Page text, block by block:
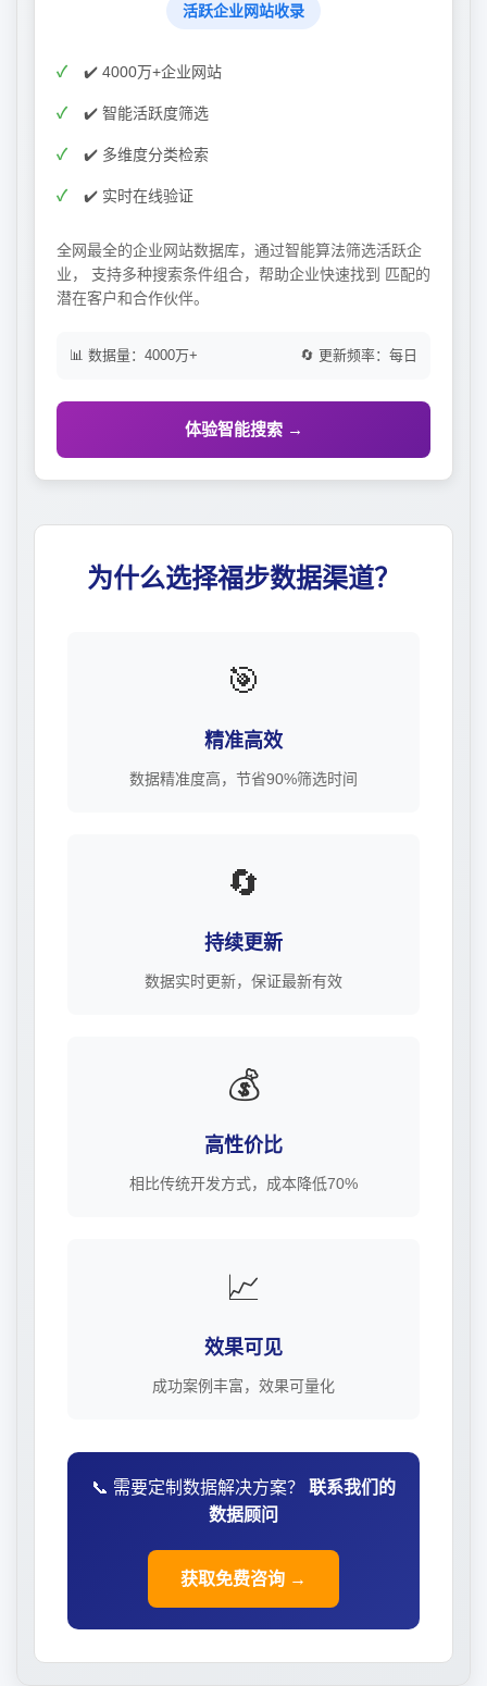
活跃企业网站收录
✔️ 4000万+企业网站
✔️ 智能活跃度筛选
✔️ 多维度分类检索
✔️ 实时在线验证
全网最全的企业网站数据库，通过智能算法筛选活跃企
业， 支持多种搜索条件组合，帮助企业快速找到 匹配的
潜在客户和合作伙伴。
📊 数据量：4000万+ 🔄 更新频率：每日
体验智能搜索 →
为什么选择福步数据渠道？
🎯
精准高效
数据精准度高，节省90%筛选时间
🔄
持续更新
数据实时更新，保证最新有效
💰
高性价比
相比传统开发方式，成本降低70%
📈
效果可见
成功案例丰富，效果可量化
📞 需要定制数据解决方案？ 联系我们的
数据顾问
获取免费咨询 →